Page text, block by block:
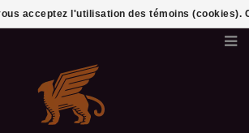
acceptez l'utilisation des témoins